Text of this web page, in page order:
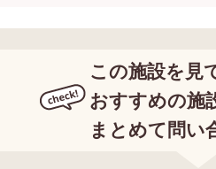
この施設を見
おすすめの施
まとめて問い